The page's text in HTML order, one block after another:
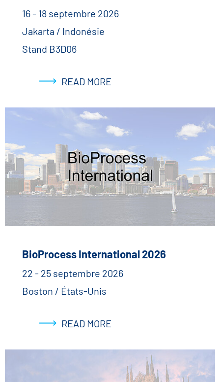
16 - 18 septembre 2026
Jakarta / Indonésie
Stand B3D06
READ MORE
BioProcess International 2026
22 - 25 septembre 2026
Boston / États-Unis
READ MORE